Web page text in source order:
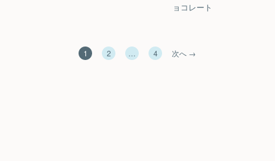
ョコレート
1 2 4 次へ →